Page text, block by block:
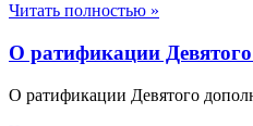
Читать полностью »
О ратификации
О ратификации Девятого